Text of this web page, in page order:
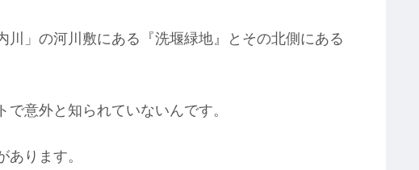
川」の河川敷にある『洗堰緑地』とその北側にある
意外と知られていないんです。
ります。